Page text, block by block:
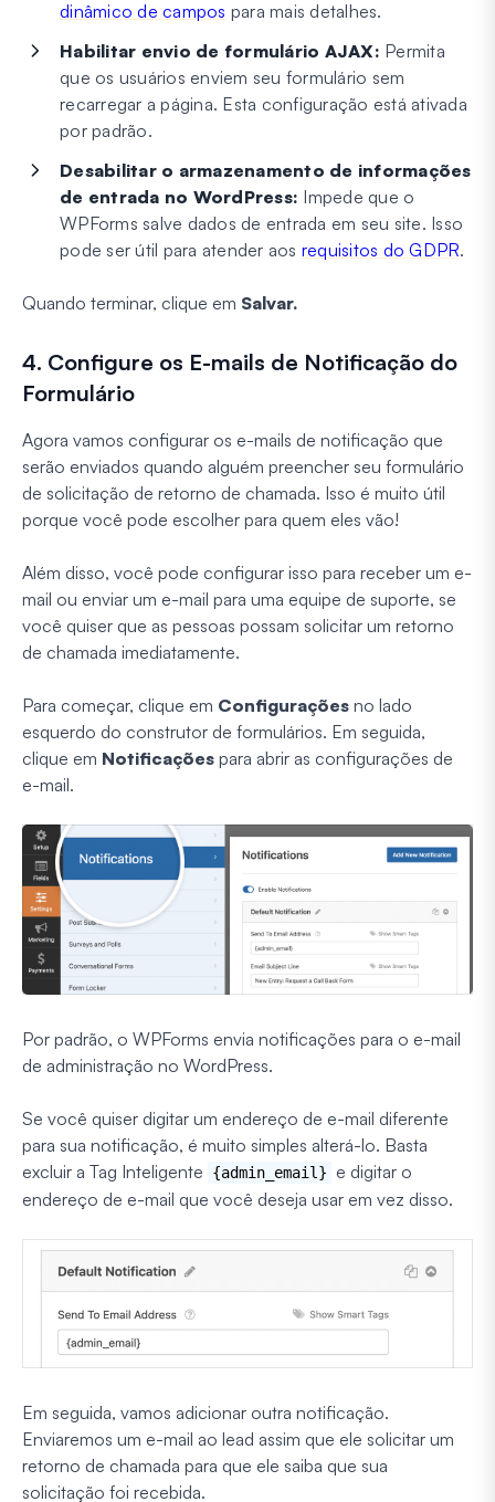
dinâmico de campos para mais detalhes.
Habilitar envio de formulário AJAX: Permita
que os usuários enviem seu formulário sem
recarregar a página. Esta configuração está ativada
por padrão.
Desabilitar o armazenamento de informações
de entrada no WordPress: Impede que o
WPForms salve dados de entrada em seu site. Isso
pode ser útil para atender aos requisitos do GDPR.
Quando terminar, clique em Salvar.
4. Configure os E-mails de Notificação do
Formulário
Agora vamos configurar os e-mails de notificação que
serão enviados quando alguém preencher seu formulário
de solicitação de retorno de chamada. Isso é muito útil
porque você pode escolher para quem eles vão!
Além disso, você pode configurar isso para receber um e-
mail ou enviar um e-mail para uma equipe de suporte, se
você quiser que as pessoas possam solicitar um retorno
de chamada imediatamente.
Para começar, clique em Configurações no lado
esquerdo do construtor de formulários. Em seguida,
clique em Notificações para abrir as configurações de
e-mail.
Por padrão, o WPForms envia notificações para o e-mail
de administração no WordPress.
Se você quiser digitar um endereço de e-mail diferente
para sua notificação, é muito simples alterá-lo. Basta
excluir a Tag Inteligente
{admin_email}
e digitar o
endereço de e-mail que você deseja usar em vez disso.
Em seguida, vamos adicionar outra notificação.
Enviaremos um e-mail ao lead assim que ele solicitar um
retorno de chamada para que ele saiba que sua
solicitação foi recebida.